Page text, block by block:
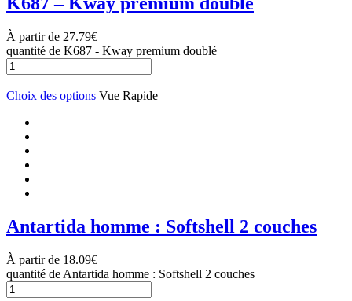
À partir de 27.79€
quantité de K687 - Kway premium doublé
Choix des options Vue Rapide
Antartida homme : Softshell 2 couches
À partir de 18.09€
quantité de Antartida homme : Softshell 2 couches